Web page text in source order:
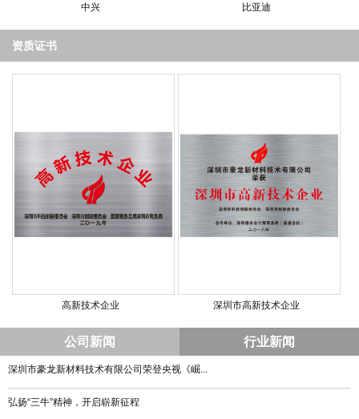
中兴 比亚迪
资质证书
高新技术企业 深圳市高新技术企业
公司新闻 行业新闻
深圳市豪龙新材料技术有限公司荣登央视《崛...
弘扬“三牛”精神，开启崭新征程